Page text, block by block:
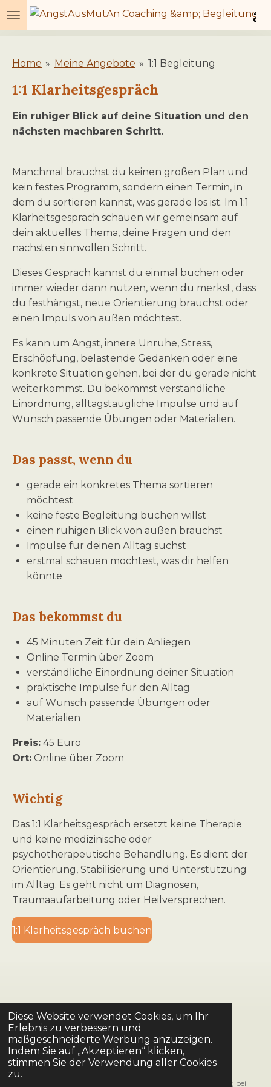
Diese Website verwendet Cookies, um Ihr
Erlebnis zu verbessern und
maßgeschneiderte Werbung anzuzeigen.
Indem Sie auf „Akzeptieren“ klicken,
stimmen Sie der Verwendung aller Cookies
zu.
Zum
Hauptinhalt
Home » Meine Angebote » 1:1 Begleitung
1:1 Klarheitsgespräch
Ein ruhiger Blick auf deine Situation und den
nächsten machbaren Schritt.
Manchmal brauchst du keinen großen Plan und
kein festes Programm, sondern einen Termin, in
dem du sortieren kannst, was gerade los ist. Im 1:1
Klarheitsgespräch schauen wir gemeinsam auf
dein aktuelles Thema, deine Fragen und den
nächsten sinnvollen Schritt.
Dieses Gespräch kannst du einmal buchen oder
immer wieder dann nutzen, wenn du merkst, dass
du festhängst, neue Orientierung brauchst oder
einen Impuls von außen möchtest.
Es kann um Angst, innere Unruhe, Stress,
Erschöpfung, belastende Gedanken oder eine
konkrete Situation gehen, bei der du gerade nicht
weiterkommst. Du bekommst verständliche
Einordnung, alltagstaugliche Impulse und auf
Wunsch passende Übungen oder Materialien.
Das passt, wenn du
gerade ein konkretes Thema sortieren
möchtest
keine feste Begleitung buchen willst
einen ruhigen Blick von außen brauchst
Impulse für deinen Alltag suchst
erstmal schauen möchtest, was dir helfen
könnte
Das bekommst du
45 Minuten Zeit für dein Anliegen
Online Termin über Zoom
verständliche Einordnung deiner Situation
praktische Impulse für den Alltag
auf Wunsch passende Übungen oder
Materialien
Preis: 45 Euro
Ort: Online über Zoom
Wichtig
Das 1:1 Klarheitsgespräch ersetzt keine Therapie
und keine medizinische oder
psychotherapeutische Behandlung. Es dient der
Orientierung, Stabilisierung und Unterstützung
im Alltag. Es geht nicht um Diagnosen,
Traumaaufarbeitung oder Heilversprechen.
1:1 Klarheitsgespräch buchen
Kontakt| Impressum |Datenschutz |Gästebuch
© 2024 bis 2026 AngstAusMutAn® | Coaching und Begleitung bei